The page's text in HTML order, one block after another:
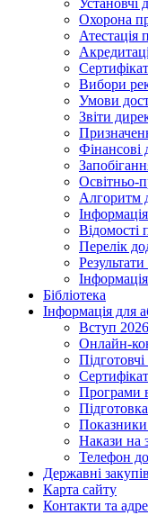
Установчі
Охорона
Атестація
Вибори
Умови
Звіти
Фінансові
Освітньо-
Алгоритм
Відомості
Перелік
Бібліотека
Інформація для
Вступ 2026
Онлайн-
Програми
Показники
Накази на
Телефон
Державні
Карта сайту
Контакти та